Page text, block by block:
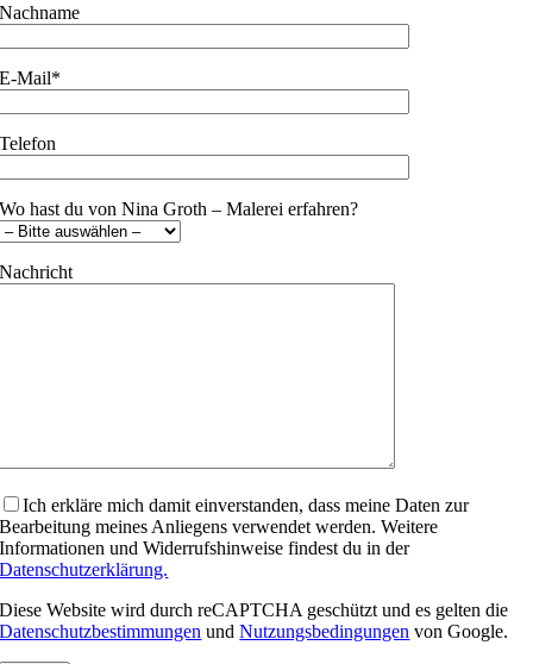
Nachname
E-Mail*
Telefon
Wo hast du von Nina Groth – Malerei erfahren?
Nachricht
lasse dieses Feld leer.
Ich erkläre mich damit einverstanden, dass meine Daten zur
Bearbeitung meines Anliegens verwendet werden. Weitere
Informationen und Widerrufshinweise findest du in der
Datenschutzerklärung.
Diese Website wird durch reCAPTCHA geschützt und es gelten die
Datenschutzbestimmungen undNutzungsbedingungen von Google.